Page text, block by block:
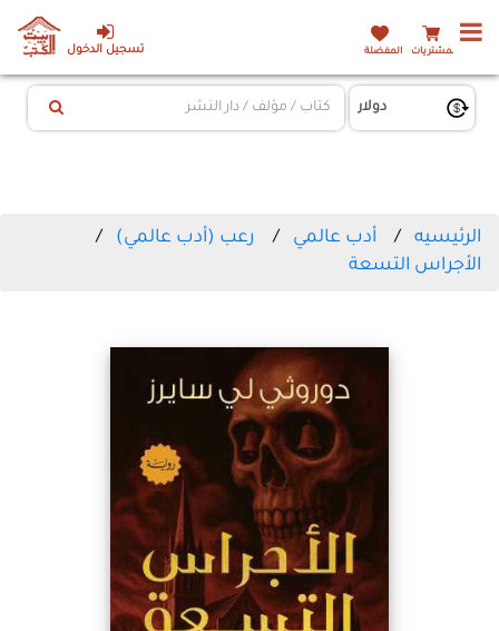
تسجيل الدخول المشتريات المفضلة
الرئيسيه أدب عالمي
رعب (أدب عالمي)
الأجراس التسعة